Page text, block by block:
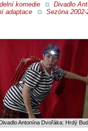
komedie
Divadlo
adaptace Sezóna 2002-
Divadlo Antonína Dvořáka: Hrdý